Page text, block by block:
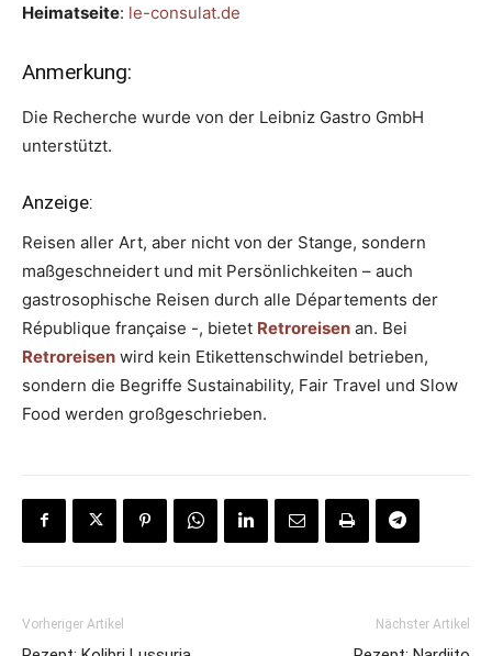
Heimatseite: le-consulat.de
Anmerkung:
Die Recherche wurde von der Leibniz Gastro GmbH
unterstützt.
Anzeige:
Reisen aller Art, aber nicht von der Stange, sondern
maßgeschneidert und mit Persönlichkeiten – auch
gastrosophische Reisen durch alle Départements der
République française -, bietet Retroreisen an. Bei
Retroreisen wird kein Etikettenschwindel betrieben,
sondern die Begriffe Sustainability, Fair Travel und Slow
Food werden großgeschrieben.
Vorheriger Artikel Nächster Artikel